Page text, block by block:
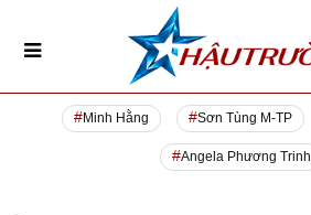
Minh Hằng Sơn Tùng M-TP
Angela Phương Trinh